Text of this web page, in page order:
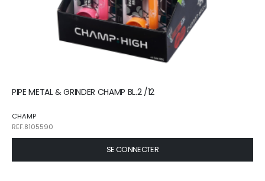
PIPE METAL & GRINDER CHAMP BL.2 /12
CHAMP
REF.8105590
SE CONNECTER